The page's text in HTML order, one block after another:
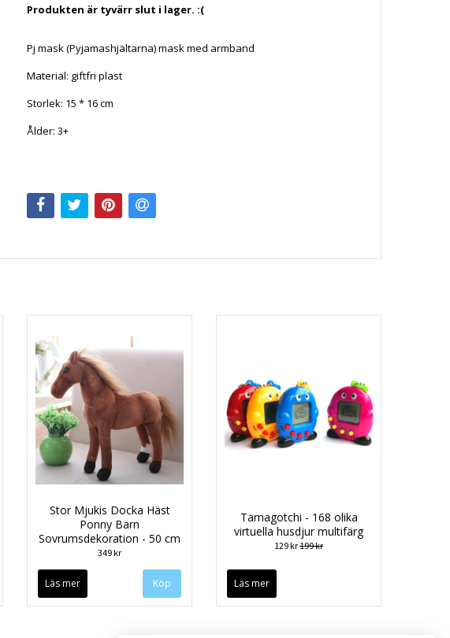
Produkten är tyvärr slut i lager. :(
Pj mask (Pyjamashjältarna) mask med armband
Material: giftfri plast
Storlek: 15 * 16 cm
Ålder: 3+
Stor Mjukis Docka Häst
Ponny Barn
Sovrumsdekoration - 50 cm
349 kr
Läs mer Köp
Tamagotchi - 168 olika
virtuella husdjur multifärg
129 kr199 kr
Läs mer